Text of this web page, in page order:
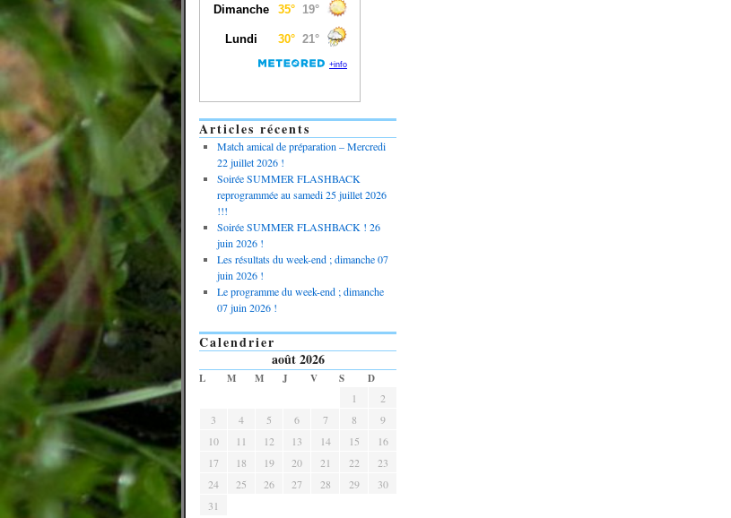
Articles récents
Match amical de préparation – Mercredi
22 juillet 2026 !
Soirée SUMMER FLASHBACK
reprogrammée au samedi 25 juillet 2026
!!!
Soirée SUMMER FLASHBACK ! 26
juin 2026 !
Les résultats du week-end ; dimanche 07
juin 2026 !
Le programme du week-end ; dimanche
07 juin 2026 !
Calendrier
août 2026
L M M J V S
D
1
2
3
4 5 6 7 8
9
10
11 12 13 14 15
16
17
18 19 20 21 22
23
24
25 26 27 28 29
30
31